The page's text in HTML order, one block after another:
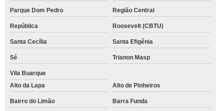
Parque Dom Pedro Região Central
República Roosevelt (CBTU)
Santa Cecília Santa Efigênia
Sé Trianon Masp
Vila Buarque
Alto da Lapa
Alto de Pinheiros
Bairro do Limão Barra Funda